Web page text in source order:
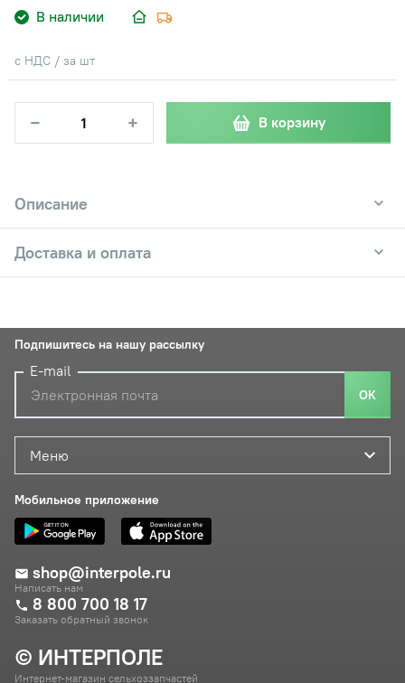
В наличии
с НДС / за шт
− + В корзину
Описание
Доставка и оплата
© ИНТЕРПОЛЕ
Интернет-магазин сельхоззапчастей
Меню
Мобильное приложение
shop@interpole.ru
Написать нам
8 800 700 18 17
Заказать обратный звонок
Подпишитесь на нашу рассылку
E-mail
ОК